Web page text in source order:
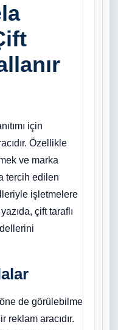
için
Özellikle
ve marka
tercih edilen
işletmelere
çift taraflı
de görülebilme
aracıdır.